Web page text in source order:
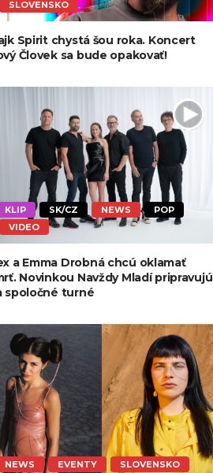
SLOVENSKO
Spirit chystá šou roka. Koncert
Človek sa bude opakovať!
KLIP SK/CZ NEWS
POP
VIDEO
a Emma Drobná chcú oklamať
Novinkou Navždy Mladí pripravujú
spoločné turné
NEWS EVENTY SLOVENSKO